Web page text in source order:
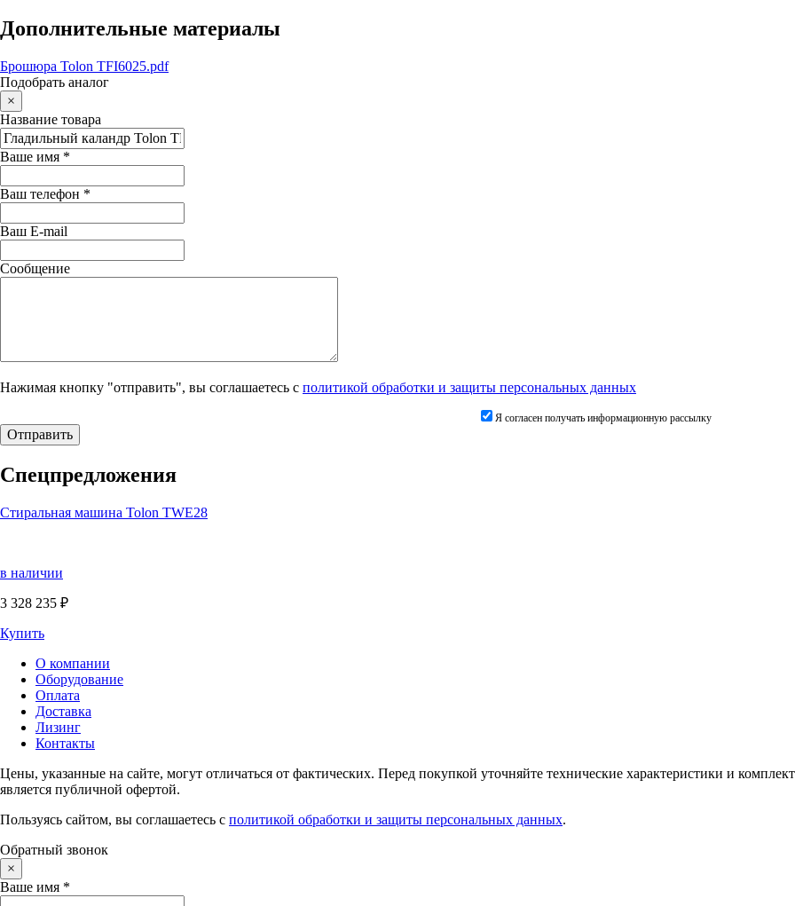
Дополнительные материалы
Брошюра Tolon TFI6025.pdf
Подобрать аналог
×
Название товара
Ваше имя *
Ваш телефон *
Ваш E-mail
Сообщение
Нажимая кнопку "отправить", вы соглашаетесь с политикой обработки и защиты персональных данных
Я согласен получать информационную рассылку
Спецпредложения
Стиральная машина Tolon TWE28
в наличии
3 328 235 ₽
Купить
О компании
Оборудование
Оплата
Доставка
Лизинг
Контакты
Цены, указанные на сайте, могут отличаться от фактических. Перед покупкой уточняйте технические характеристики и
является публичной офертой.
Пользуясь сайтом, вы соглашаетесь с политикой обработки и защиты персональных данных.
Обратный звонок
×
Ваше имя *